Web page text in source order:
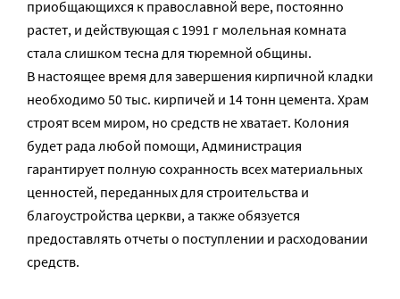
приобщающихся к православной вере, постоянно
растет, и действующая с 1991 г молельная комната
стала слишком тесна для тюремной общины.
В настоящее время для завершения кирпичной кладки
необходимо 50 тыс. кирпичей и 14 тонн цемента. Храм
строят всем миром, но средств не хватает. Колония
будет рада любой помощи, Администрация
гарантирует полную сохранность всех материальных
ценностей, переданных для строительства и
благоустройства церкви, а также обязуется
предоставлять отчеты о поступлении и расходовании
средств.